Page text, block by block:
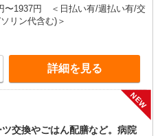
〜1937円 ＜日払い有/週払い有/交
リン代含む)＞
詳細を見る
NEW
ツ交換やごはん配膳など。病院